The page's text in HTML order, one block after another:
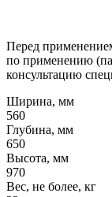
Перед
по применению
консультацию
Ширина, мм
560
Глубина, мм
650
Высота, мм
970
Вес, не более, кг